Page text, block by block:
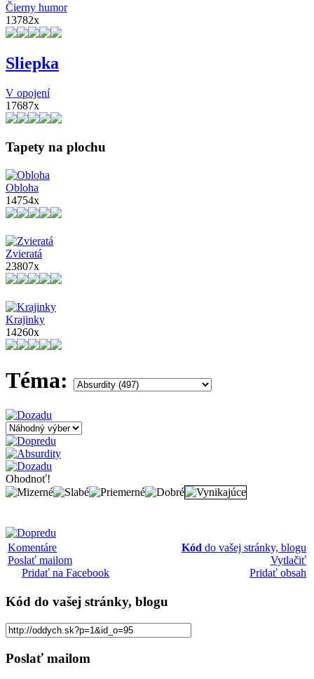
Čierny humor
13782x
Sliepka
V opojení
17687x
Tapety na plochu
Obloha
14754x
Zvieratá
23807x
Krajinky
14260x
Téma:
Ohodnoť!
Komentáre
Poslať mailom
Pridať na Facebook
Kód do vašej stránky, blogu
Vytlačiť
Pridať obsah
Kód do vašej stránky, blogu
Poslať mailom